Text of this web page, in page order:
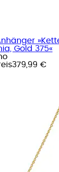
Gold 375«
379,99 €